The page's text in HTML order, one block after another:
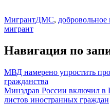
МигрантДМС, добровольное
мигрант
Навигация по
МВД намерено упростить
гражданства
Минздрав России включил в
листов иностранных граждан